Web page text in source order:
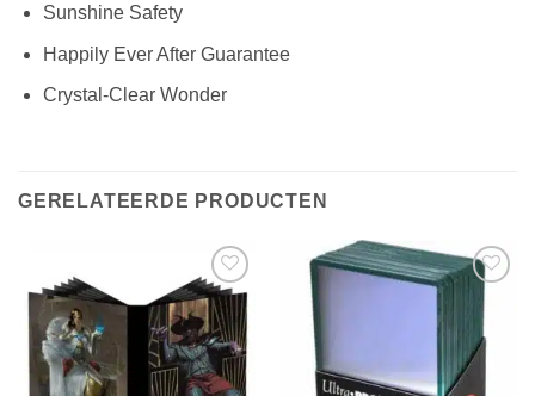
Sunshine Safety
Happily Ever After Guarantee
Crystal-Clear Wonder
GERELATEERDE PRODUCTEN